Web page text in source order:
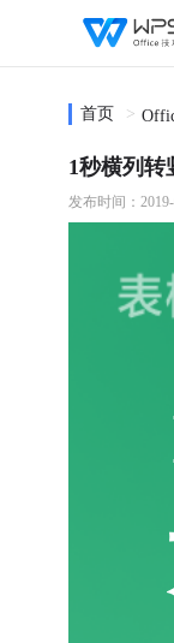
首页
1秒横列转
发布时间：